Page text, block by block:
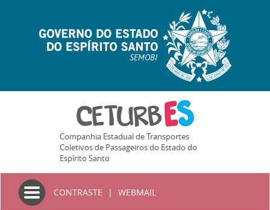
SEMOBI
Companhia Estadual de Transportes
Coletivos de Passageiros do Estado do
Espírito Santo
Toggle
navigation
CONTRASTE | WEBMAIL